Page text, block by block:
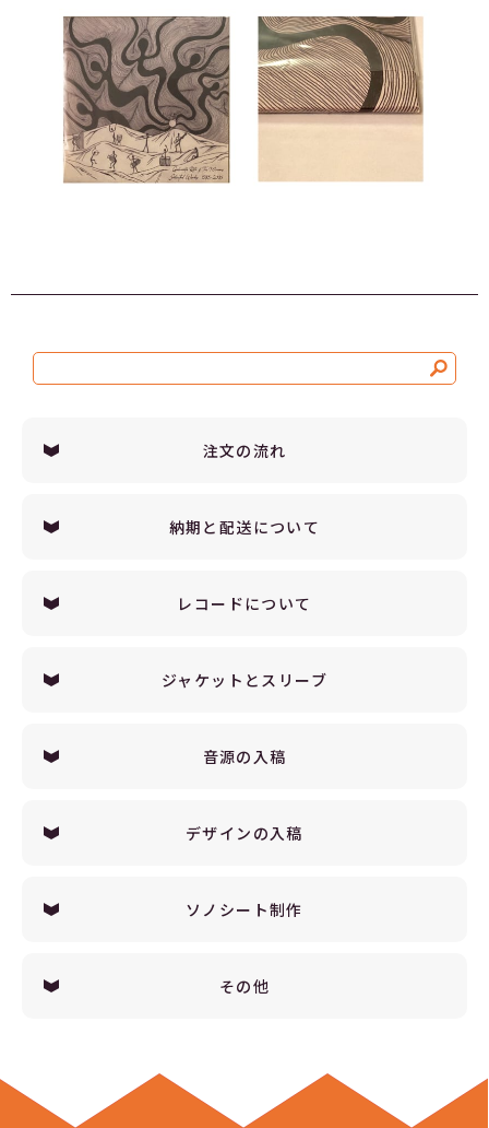
注文の流れ
納期と配送について
レコードについて
ジャケットとスリーブ
音源の入稿
デザインの入稿
ソノシート制作
その他